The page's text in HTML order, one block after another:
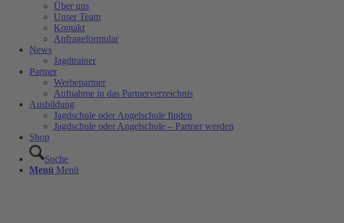
Über uns
Unser Team
Kontakt
Anfrageformular
News
Jagdtrainer
Partner
Werbepartner
Aufnahme in das Partnerverzeichnis
Ausbildung
Jagdschule oder Angelschule finden
Jagdschule oder Angelschule – Partner werden
Shop
Suche
Menü Menü